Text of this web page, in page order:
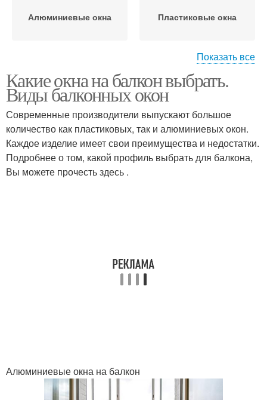
Алюминиевые окна Пластиковые окна
Окна на балконе
Показать все
Какие окна на балкон выбрать.
Виды балконных окон
Современные производители выпускают большое
количество как пластиковых, так и алюминиевых окон.
Каждое изделие имеет свои преимущества и недостатки.
Подробнее о том, какой профиль выбрать для балкона,
Вы можете прочесть здесь .
Алюминиевые окна на балкон